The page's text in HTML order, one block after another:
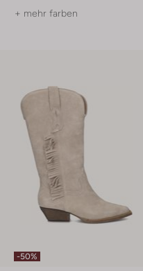
+ mehr farben
-50%